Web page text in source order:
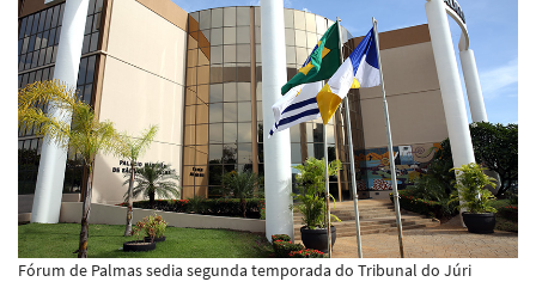
Fórum de Palmas sedia segunda temporada do Tribunal do Júri